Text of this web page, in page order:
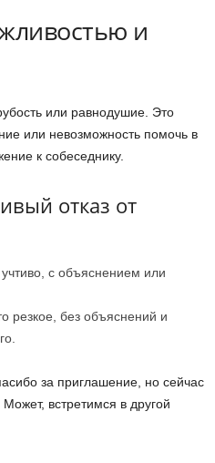
и
или равнодушие. Это
или невозможность помочь в
к собеседнику.
отказ от
учтиво, с объяснением или
резкое, без объяснений и
за приглашение, но сейчас
встретимся в другой